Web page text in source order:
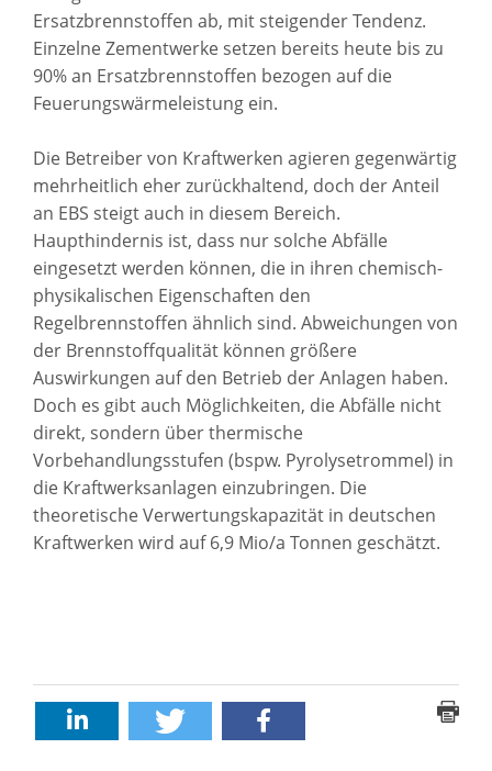
Ersatzbrennstoffen ab, mit steigender Tendenz.
Einzelne Zementwerke setzen bereits heute bis zu
90% an Ersatzbrennstoffen bezogen auf die
Feuerungswärmeleistung ein.
Die Betreiber von Kraftwerken agieren gegenwärtig
mehrheitlich eher zurückhaltend, doch der Anteil
an EBS steigt auch in diesem Bereich.
Haupthindernis ist, dass nur solche Abfälle
eingesetzt werden können, die in ihren chemisch-
physikalischen Eigenschaften den
Regelbrennstoffen ähnlich sind. Abweichungen von
der Brennstoffqualität können größere
Auswirkungen auf den Betrieb der Anlagen haben.
Doch es gibt auch Möglichkeiten, die Abfälle nicht
direkt, sondern über thermische
Vorbehandlungsstufen (bspw. Pyrolysetrommel) in
die Kraftwerksanlagen einzubringen. Die
theoretische Verwertungskapazität in deutschen
Kraftwerken wird auf 6,9 Mio/a Tonnen geschätzt.